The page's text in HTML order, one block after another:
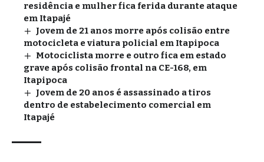
residência e mulher fica ferida durante ataque
em Itapajé
Jovem de 21 anos morre após colisão entre
motocicleta e viatura policial em Itapipoca
Motociclista morre e outro fica em estado
grave após colisão frontal na CE-168, em
Itapipoca
Jovem de 20 anos é assassinado a tiros
dentro de estabelecimento comercial em
Itapajé